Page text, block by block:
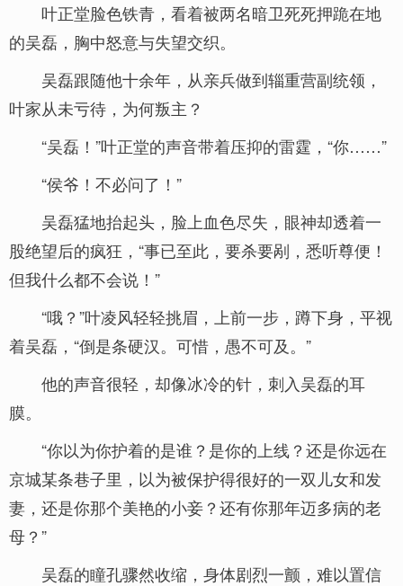
叶正堂脸色铁青，看着被两名暗卫死死押跪在地
的吴磊，胸中怒意与失望交织。
吴磊跟随他十余年，从亲兵做到辎重营副统领，
叶家从未亏待，为何叛主？
“吴磊！”叶正堂的声音带着压抑的雷霆，“你……”
“侯爷！不必问了！”
吴磊猛地抬起头，脸上血色尽失，眼神却透着一
股绝望后的疯狂，“事已至此，要杀要剐，悉听尊便！
但我什么都不会说！”
“哦？”叶凌风轻轻挑眉，上前一步，蹲下身，平视
着吴磊，“倒是条硬汉。可惜，愚不可及。”
他的声音很轻，却像冰冷的针，刺入吴磊的耳
膜。
“你以为你护着的是谁？是你的上线？还是你远在
京城某条巷子里，以为被保护得很好的一双儿女和发
妻，还是你那个美艳的小妾？还有你那年迈多病的老
母？”
吴磊的瞳孔骤然收缩，身体剧烈一颤，难以置信